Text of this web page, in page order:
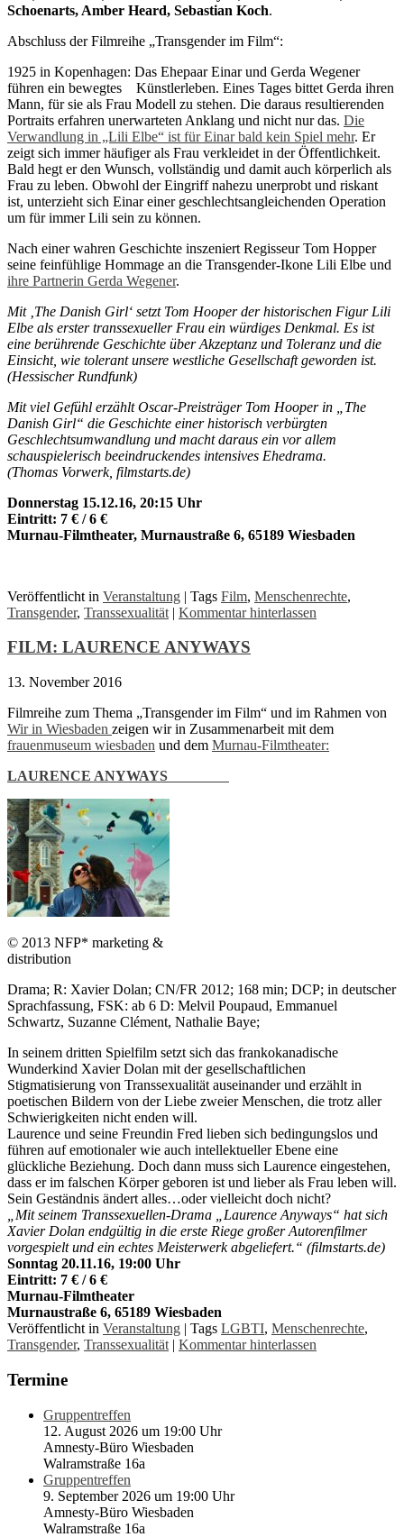
Schoenarts, Amber Heard, Sebastian Koch.
Abschluss der Filmreihe „Transgender im Film“:
1925 in Kopenhagen: Das Ehepaar Einar und Gerda Wegener
führen ein bewegtes Künstlerleben. Eines Tages bittet Gerda ihren
Mann, für sie als Frau Modell zu stehen. Die daraus resultierenden
Portraits erfahren unerwarteten Anklang und nicht nur das. Die
Verwandlung in „Lili Elbe“ ist für Einar bald kein Spiel mehr. Er
zeigt sich immer häufiger als Frau verkleidet in der Öffentlichkeit.
Bald hegt er den Wunsch, vollständig und damit auch körperlich als
Frau zu leben. Obwohl der Eingriff nahezu unerprobt und riskant
ist, unterzieht sich Einar einer geschlechtsangleichenden Operation
um für immer Lili sein zu können.
Nach einer wahren Geschichte inszeniert Regisseur Tom Hopper
seine feinfühlige Hommage an die Transgender-Ikone Lili Elbe und
ihre Partnerin Gerda Wegener.
Mit ‚The Danish Girl‘ setzt Tom Hooper der historischen Figur Lili
Elbe als erster transsexueller Frau ein würdiges Denkmal. Es ist
eine berührende Geschichte über Akzeptanz und Toleranz und die
Einsicht, wie tolerant unsere westliche Gesellschaft geworden ist.
(Hessischer Rundfunk)
Mit viel Gefühl erzählt Oscar-Preisträger Tom Hooper in „The
Danish Girl“ die Geschichte einer historisch verbürgten
Geschlechtsumwandlung und macht daraus ein vor allem
schauspielerisch beeindruckendes intensives Ehedrama.
(Thomas Vorwerk, filmstarts.de)
Donnerstag 15.12.16, 20:15 Uhr
Eintritt: 7 € / 6 €
Murnau-Filmtheater, Murnaustraße 6, 65189 Wiesbaden
Veröffentlicht in Veranstaltung | Tags Film, Menschenrechte,
Transgender, Transsexualität | Kommentar hinterlassen
FILM: LAURENCE ANYWAYS
13. November 2016
Filmreihe zum Thema „Transgender im Film“ und im Rahmen von
Wir in Wiesbaden zeigen wir in Zusammenarbeit mit dem
frauenmuseum wiesbaden und dem Murnau-Filmtheater:
LAURENCE ANYWAYS
© 2013 NFP* marketing &
distribution
Drama; R: Xavier Dolan; CN/FR 2012; 168 min; DCP; in deutscher
Sprachfassung, FSK: ab 6 D: Melvil Poupaud, Emmanuel
Schwartz, Suzanne Clément, Nathalie Baye;
In seinem dritten Spielfilm setzt sich das frankokanadische
Wunderkind Xavier Dolan mit der gesellschaftlichen
Stigmatisierung von Transsexualität auseinander und erzählt in
poetischen Bildern von der Liebe zweier Menschen, die trotz aller
Schwierigkeiten nicht enden will.
Laurence und seine Freundin Fred lieben sich bedingungslos und
führen auf emotionaler wie auch intellektueller Ebene eine
glückliche Beziehung. Doch dann muss sich Laurence eingestehen,
dass er im falschen Körper geboren ist und lieber als Frau leben will.
Sein Geständnis ändert alles…oder vielleicht doch nicht?
„Mit seinem Transsexuellen-Drama „Laurence Anyways“ hat sich
Xavier Dolan endgültig in die erste Riege großer Autorenfilmer
vorgespielt und ein echtes Meisterwerk abgeliefert.“ (filmstarts.de)
Sonntag 20.11.16, 19:00 Uhr
Eintritt: 7 € / 6 €
Murnau-Filmtheater
Murnaustraße 6, 65189 Wiesbaden
Veröffentlicht in Veranstaltung | Tags LGBTI, Menschenrechte,
Transgender, Transsexualität | Kommentar hinterlassen
Termine
Gruppentreffen
12. August 2026 um 19:00 Uhr
Amnesty-Büro Wiesbaden
Walramstraße 16a
Gruppentreffen
9. September 2026 um 19:00 Uhr
Amnesty-Büro Wiesbaden
Walramstraße 16a